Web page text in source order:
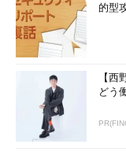
的型
【
どう